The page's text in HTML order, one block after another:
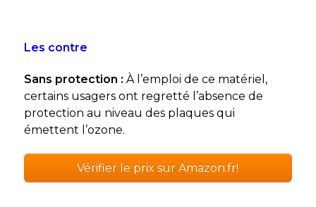
Les contre
Sans protection : À l’emploi de ce matériel,
certains usagers ont regretté l’absence de
protection au niveau des plaques qui
émettent l’ozone.
Vérifier le prix sur Amazon.fr!